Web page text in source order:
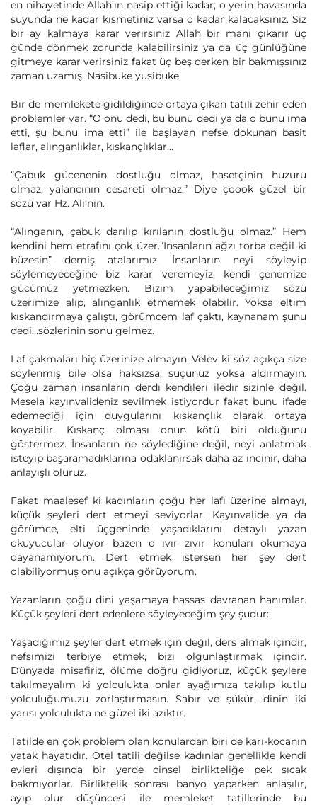
en nihayetinde Allah’ın nasip ettiği kadar; o yerin havasında
suyunda ne kadar kısmetiniz varsa o kadar kalacaksınız. Siz
bir ay kalmaya karar verirsiniz Allah bir mani çıkarır üç
günde dönmek zorunda kalabilirsiniz ya da üç günlüğüne
gitmeye karar verirsiniz fakat üç beş derken bir bakmışsınız
zaman uzamış. Nasibuke yusibuke.
Bir de memlekete gidildiğinde ortaya çıkan tatili zehir eden
problemler var. “O onu dedi, bu bunu dedi ya da o bunu ima
etti, şu bunu ima etti” ile başlayan nefse dokunan basit
laflar, alınganlıklar, kıskançlıklar…
“Çabuk gücenenin dostluğu olmaz, hasetçinin huzuru
olmaz, yalancının cesareti olmaz.” Diye çoook güzel bir
sözü var Hz. Ali’nin.
“Alınganın, çabuk darılıp kırılanın dostluğu olmaz.” Hem
kendini hem etrafını çok üzer.“İnsanların ağzı torba değil ki
büzesin” demiş atalarımız. İnsanların neyi söyleyip
söylemeyeceğine biz karar veremeyiz, kendi çenemize
gücümüz yetmezken. Bizim yapabileceğimiz sözü
üzerimize alıp, alınganlık etmemek olabilir. Yoksa eltim
kıskandırmaya çalıştı, görümcem laf çaktı, kaynanam şunu
dedi…sözlerinin sonu gelmez.
Laf çakmaları hiç üzerinize almayın. Velev ki söz açıkça size
söylenmiş bile olsa haksızsa, suçunuz yoksa aldırmayın.
Çoğu zaman insanların derdi kendileri iledir sizinle değil.
Mesela kayınvalideniz sevilmek istiyordur fakat bunu ifade
edemediği için duygularını kıskançlık olarak ortaya
koyabilir. Kıskanç olması onun kötü biri olduğunu
göstermez. İnsanların ne söylediğine değil, neyi anlatmak
isteyip başaramadıklarına odaklanırsak daha az incinir, daha
anlayışlı oluruz.
Fakat maalesef ki kadınların çoğu her lafı üzerine almayı,
küçük şeyleri dert etmeyi seviyorlar. Kayınvalide ya da
görümce, elti üçgeninde yaşadıklarını detaylı yazan
okuyucular oluyor bazen o ıvır zıvır konuları okumaya
dayanamıyorum. Dert etmek istersen her şey dert
olabiliyormuş onu açıkça görüyorum.
Yazanların çoğu dini yaşamaya hassas davranan hanımlar.
Küçük şeyleri dert edenlere söyleyeceğim şey şudur:
Yaşadığımız şeyler dert etmek için değil, ders almak içindir,
nefsimizi terbiye etmek, bizi olgunlaştırmak içindir.
Dünyada misafiriz, ölüme doğru gidiyoruz, küçük şeylere
takılmayalım ki yolculukta onlar ayağımıza takılıp kutlu
yolculuğumuzu zorlaştırmasın. Sabır ve şükür, dinin iki
yarısı yolculukta ne güzel iki azıktır.
Tatilde en çok problem olan konulardan biri de karı-kocanın
yatak hayatıdır. Otel tatili değilse kadınlar genellikle kendi
evleri dışında bir yerde cinsel birlikteliğe pek sıcak
bakmıyorlar. Birliktelik sonrası banyo yaparken anlaşılır,
ayıp olur düşüncesi ile memleket tatillerinde bu